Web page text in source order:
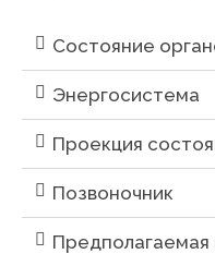
Состояние
Энергосистема
Проекция
Позвоночник
Предполагаемая